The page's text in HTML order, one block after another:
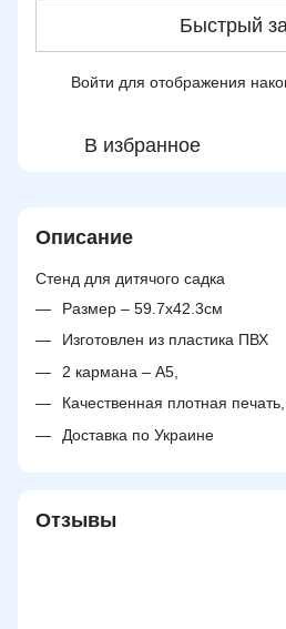
Быстрый
Войти для отображения
В избранное
Описание
Стенд для дитячого садка
Размер – 59.7х42.3см
Изготовлен из пластика ПВХ
2 карманa – А5,
Качественная плотная печать,
Доставка по Украине
Отзывы